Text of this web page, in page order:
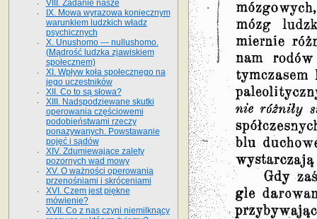
VIII. Zadanie nasze
IX. Mowa wyrazowa koniecznym
warunkiem ludzkich władz
psychicznych
X. Unushomo — nullushomo.
(Mądrość ludzka zjawiskiem
społecznem)
XI. Wpływ koła społecznego na
jego uczestników
XII. Co to są słowa?
XIII. Nadspodziewane skutki
operowania częściowemi
podobieństwami rzeczy
ponazywanych. Powstawanie
pojęć i sądów
XIV. Zdumiewające zalety
pozornych wad mowy
XV. O ważności operowania
przenośniami i skróceniami
XVI. Czem jest piękne
mówienie?
XVII. Co z nas czyni niemilknący